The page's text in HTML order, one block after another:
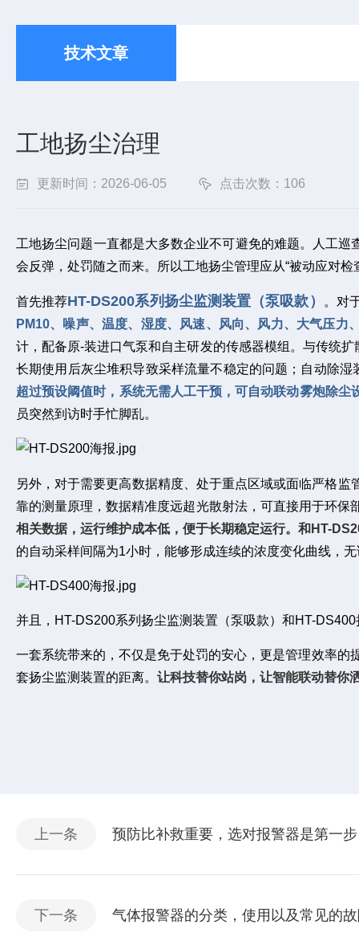
技术文章
工地扬尘治理
更新时间：2026-06-05 点击次数：106
工地扬尘问题一直都是大多数企业不可避免的难题。人工
会反弹，处罚随之而来。所以工地扬尘管理应从“被动应对
首先推荐HT-DS200系列扬尘监测装置（泵吸款）
。对
PM10、噪声、温度、湿度、风速、风向、风力、大气压
计，配备原-装进口气泵和自主研发的传感器模组。与传统
长期使用后灰尘堆积导致采样流量不稳定的问题；自动除
超过预设阈值时，系统无需人工干预，可自动联动雾炮除
员突然到访时手忙脚乱。
另外，对于需要更高数据精度、处于重点区域或面临严格监
靠的测量原理，数据精准度远超光散射法，可直接用于环保
相关数据，运行维护成本低，便于长期稳定运行。和HT-
的自动采样间隔为1小时，能够形成连续的浓度变化曲线，
并且，HT-DS200系列扬尘监测装置（泵吸款）和HT-
一套系统带来的，不仅是免于处罚的安心，更是管理效率的
套扬尘监测装置的距离。 让科技替你站岗，让智能联动替你
上一条 预防比补救重要，选对报警器是第一步
下一条 气体报警器的分类，使用以及常见的